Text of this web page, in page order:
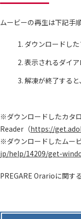
ムービーの再生は下記手
ダウンロードし
表示されるダイア
解凍が終了すると
※ダウンロードしたカタ
Reader（https://
※ダウンロードしたムー
jp/help/14209/get-
PREGARE Orarioに関す